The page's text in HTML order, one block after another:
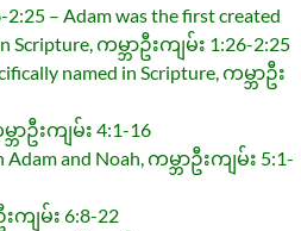
– Adam was the first created
Scripture, ကမ္ဘာဦးကျမ်း 1:26-2:25
named in Scripture, ကမ္ဘာဦး
ဘာဦးကျမ်း 4:1-16
Adam and Noah, ကမ္ဘာဦးကျမ်း 5:1-
းကျမ်း 6:8-22